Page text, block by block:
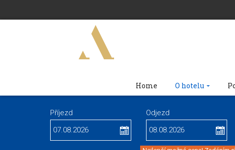
Home O hotelu
Příjezd Odjezd